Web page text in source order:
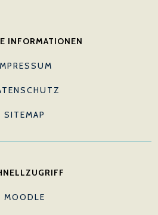
INFORMATIONEN
SITEMAP
MOODLE